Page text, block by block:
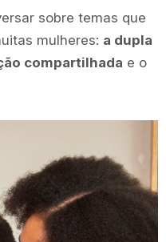
sobre temas que
mulheres: a dupla
compartilhada e o